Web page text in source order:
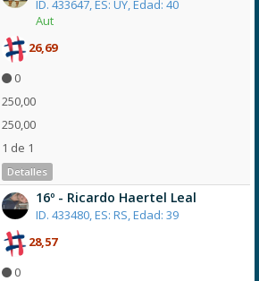
ID. 433647, ES: UY, Edad: 40
Aut
26,69
0
250,00
250,00
1 de 1
Detalles
16º - Ricardo Haertel Leal
ID. 433480, ES: RS, Edad: 39
28,57
0